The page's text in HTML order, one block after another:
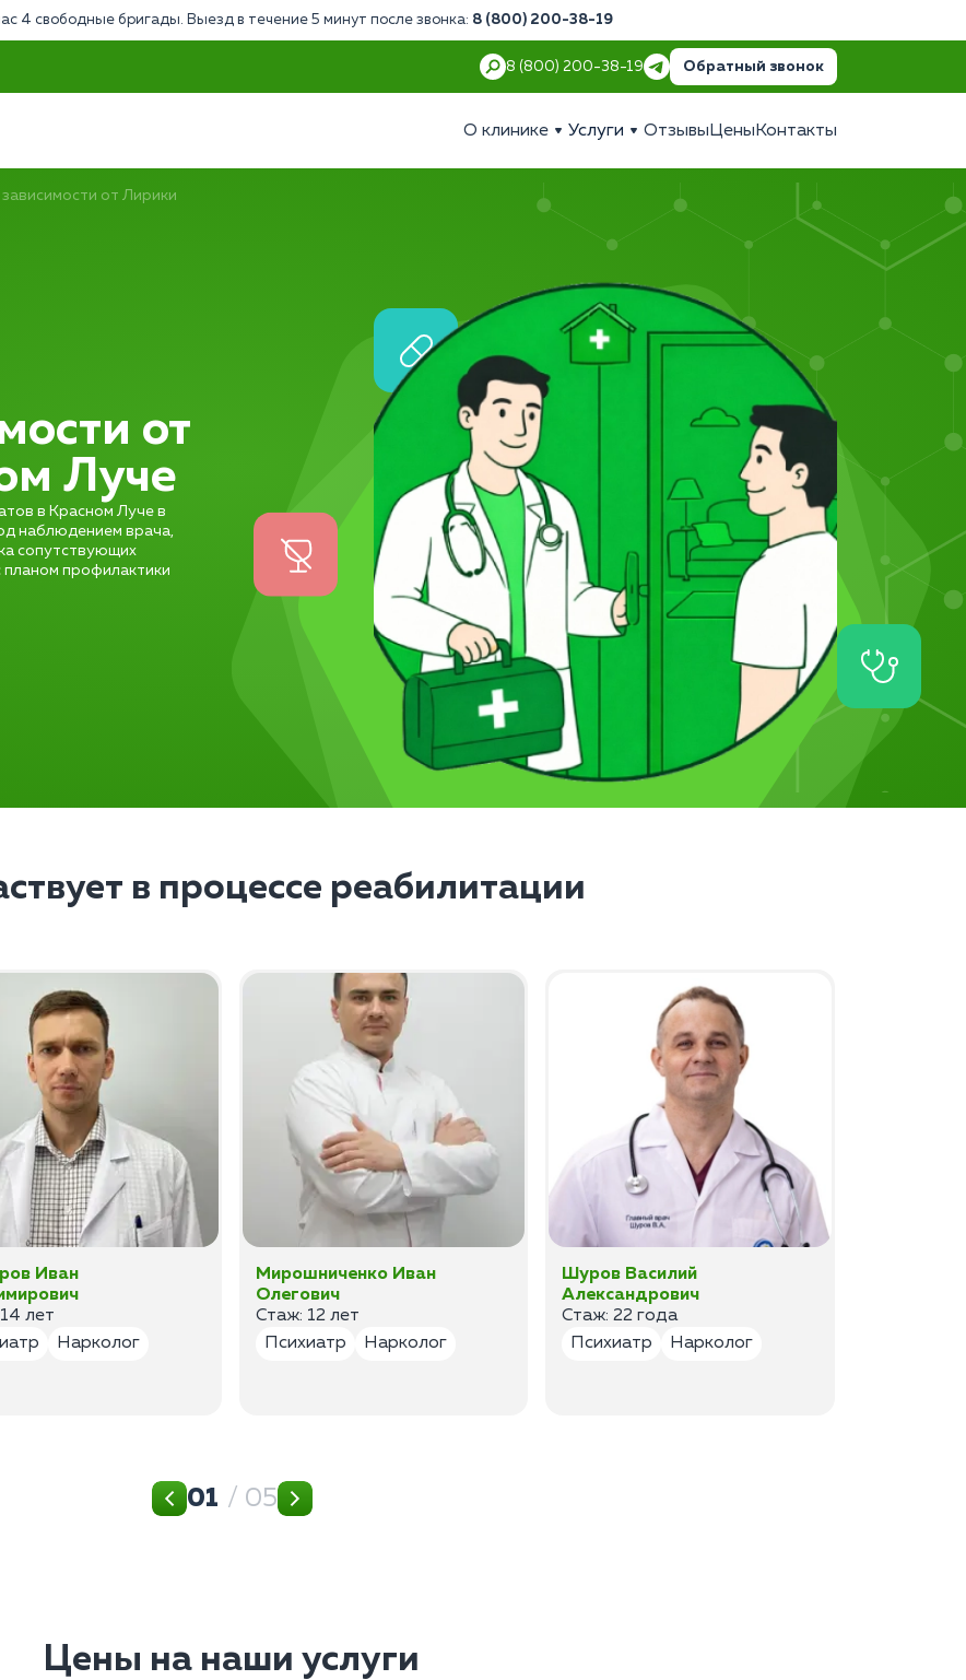
4 свободные бригады. Выезд в течение 5 минут после звонка: 8 (800) 200-38-19
8 (800) 200-38-19 Обратный звонок
О клинике Услуги Отзывы Цены Контакты
от Лирики
от
Луче
в Красном Луче в
наблюдением врача,
сопутствующих
планом профилактики
в процессе реабилитации
Иван
лет
Нарколог
Мирошниченко Иван
Олегович
Стаж: 12 лет
Психиатр
Нарколог
Шуров Василий
Александрович
Стаж: 22 года
Психиатр
Нарколог
01 / 05
Цены на наши услуги